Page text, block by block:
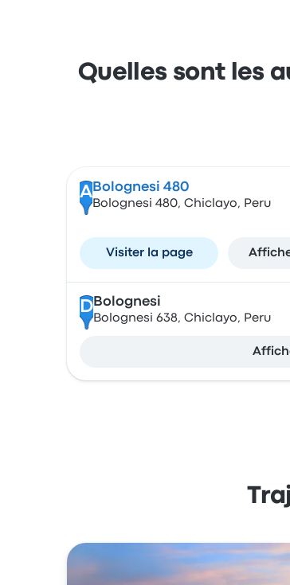
Quelles sont les
A Bolognesi 480
Bolognesi 480, Chiclayo, Peru
Visiter la page
DBolognesi
Bolognesi 638, Chiclayo, Peru